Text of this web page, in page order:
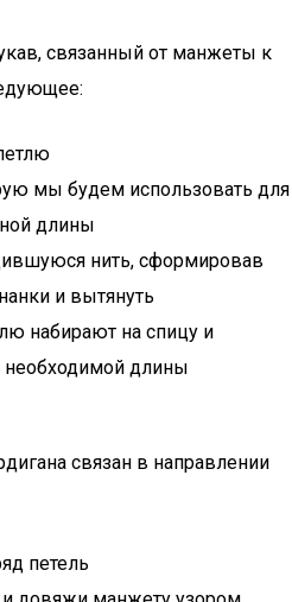
связанный от манжеты к
мы будем использовать для
длины
нить, сформировав
и вытянуть
набирают на спицу и
длины
связан в направлении
петель